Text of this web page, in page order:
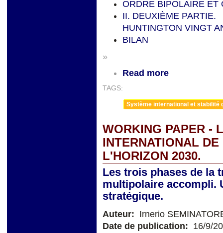
ORDRE BIPOLAIRE ET
II. DEUXIÈME PARTIE.
HUNTINGTON VINGT
BILAN
»
Read more
TAGS:
Système international et stabilité
WORKING PAPER -
INTERNATIONAL
L'HORIZON 2030.
Les trois phases de la
multipolaire accompli.
stratégique.
Auteur: Irnerio
Date de publication: 16/9/